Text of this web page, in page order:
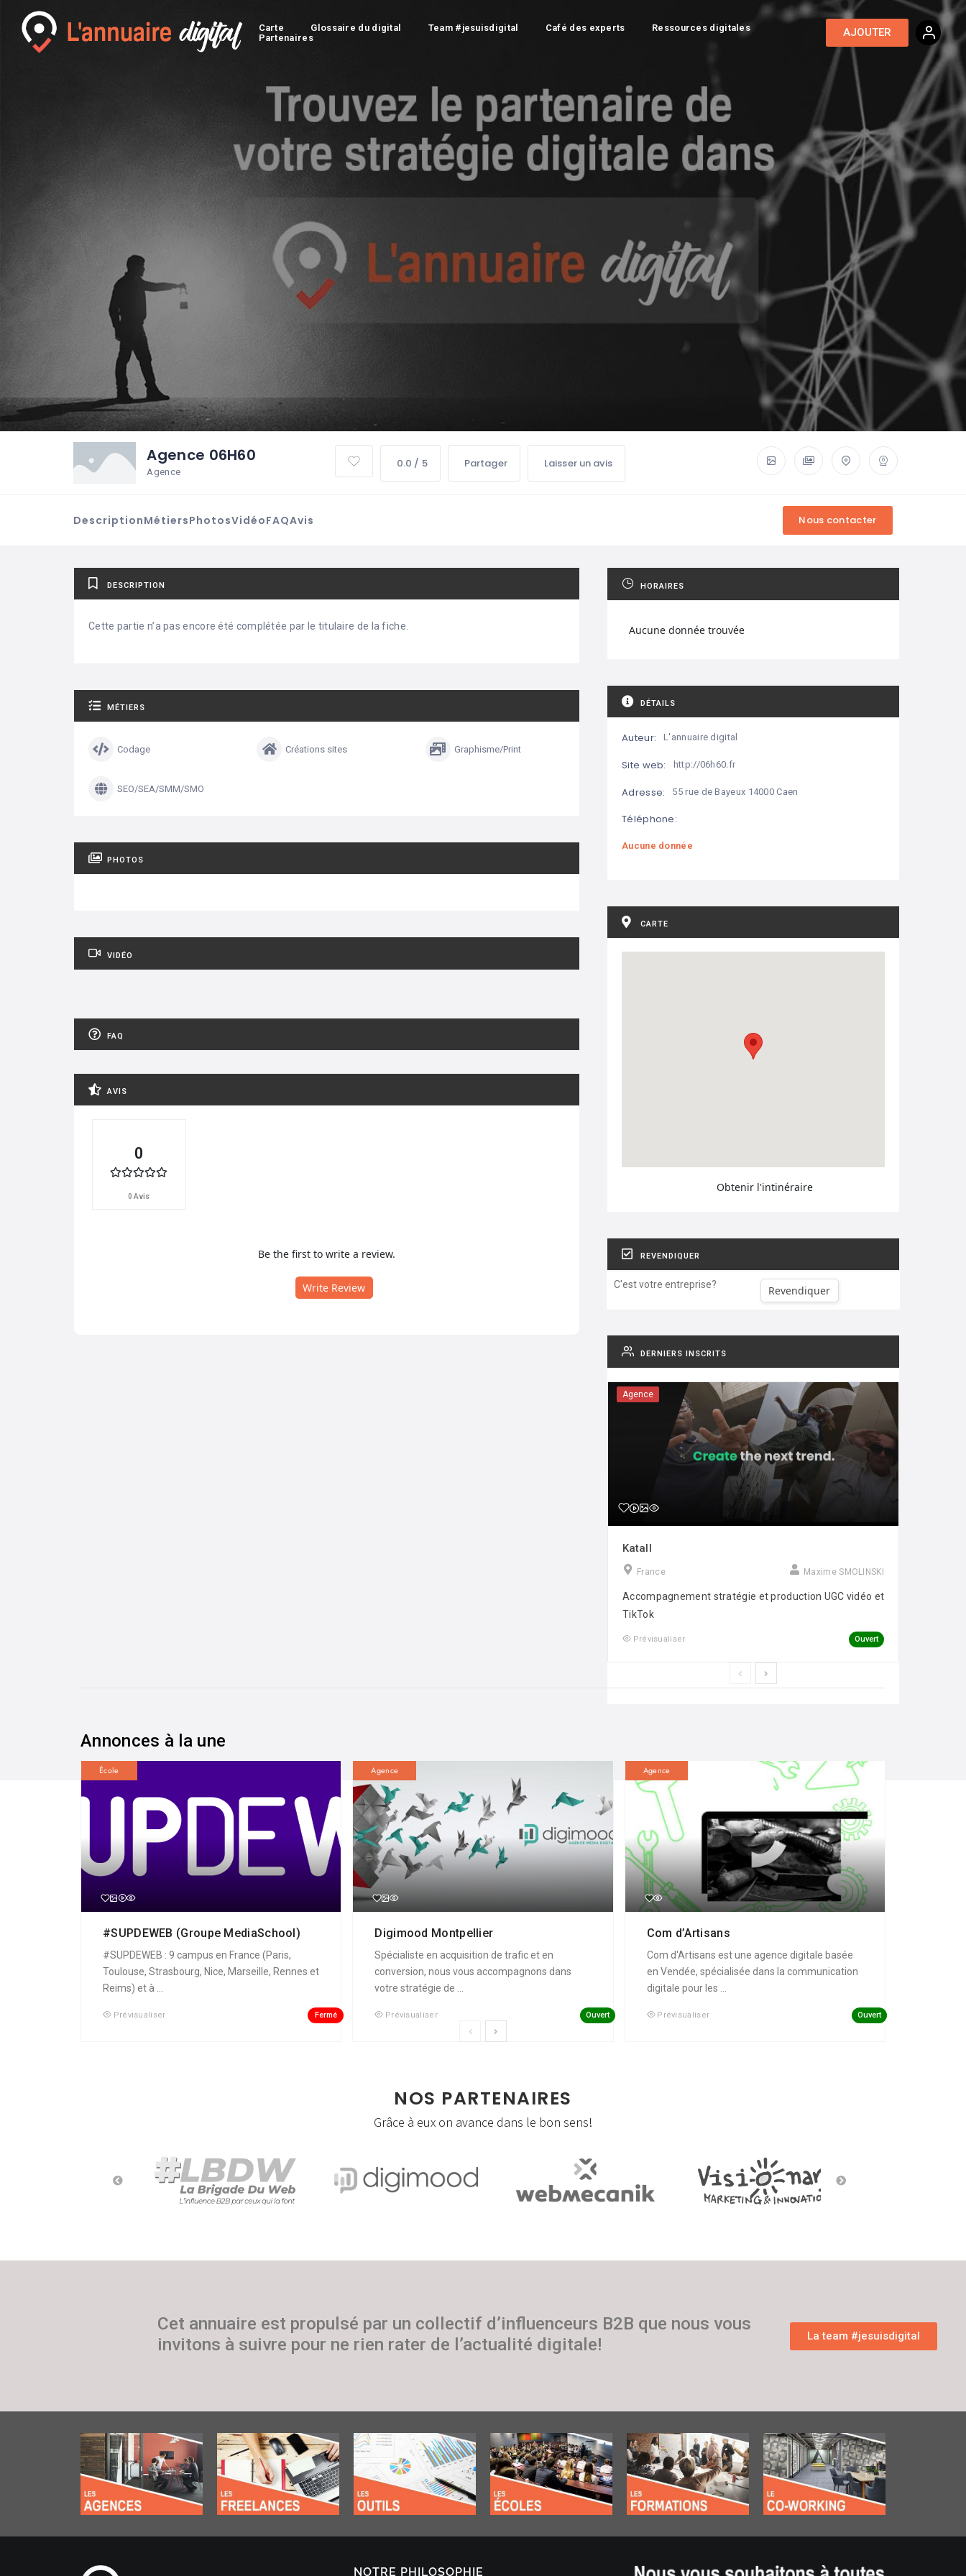
Carte Glossaire du digital Team #jesuisdigital Café des experts
Ressources digitales
Partenaires
AJOUTER
Agence 06H60
Agence
0.0 / 5 Partager Laisser un avis
DescriptionMétiersPhotosVidéoFAQAvis
DESCRIPTION
Cette partie n’a pas encore été complétée par le titulaire de la fiche.
MÉTIERS
Codage Créations sites Graphisme/Print
SEO/SEA/SMM/SMO
PHOTOS
VIDÉO
FAQ
AVIS
0
0 Avis
Be the first to write a review.
Write Review
HORAIRES
Aucune donnée trouvée
DÉTAILS
Auteur: L'annuaire digital
Site web: http://06h60.fr
Adresse: 55 rue de Bayeux 14000 Caen
Téléphone:
Aucune donnée
CARTE
Obtenir l'intinéraire
REVENDIQUER
C'est votre entreprise? Revendiquer
DERNIERS INSCRITS
Agence
Katall
France Maxime SMOLINSKI
Accompagnement stratégie et production UGC vidéo et
TikTok
Prévisualiser Ouvert
Annonces à la une
École
#SUPDEWEB (Groupe MediaSchool)
#SUPDEWEB : 9 campus en France (Paris,
Toulouse, Strasbourg, Nice, Marseille, Rennes et
Reims) et à ...
Prévisualiser Fermé
Agence
Digimood Montpellier
Spécialiste en acquisition de trafic et en
conversion, nous vous accompagnons dans
votre stratégie de ...
Prévisualiser Ouvert
Agence
Com d’Artisans
Com d'Artisans est une agence digitale basée
en Vendée, spécialisée dans la communication
digitale pour les ...
Prévisualiser Ouvert
NOS PARTENAIRES
Grâce à eux on avance dans le bon sens!
Cet annuaire est propulsé par un collectif d’influenceurs B2B que nous vous
invitons à suivre pour ne rien rater de l’actualité digitale!
La team #jesuisdigital
NOTRE PHILOSOPHIE